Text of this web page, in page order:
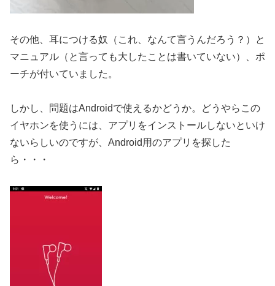
その他、耳につける奴（これ、なんて言うんだろう？）と
マニュアル（と言っても大したことは書いていない）、ポ
ーチが付いていました。
しかし、問題はAndroidで使えるかどうか。どうやらこの
イヤホンを使うには、アプリをインストールしないといけ
ないらしいのですが、Android用のアプリを探した
ら・・・